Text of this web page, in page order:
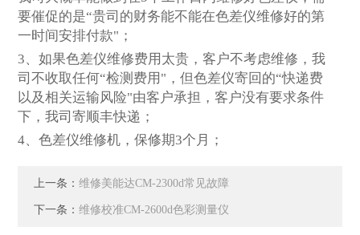
要催促的是“贵司的财务能不能在色差仪维修好的第
一时间安排付款"；
3、如果色差仪维修费用太贵，客户不考虑维修，我
司不收取任何“检测费用"，但色差仪寄回的“快递费
以及相关运输风险"由客户承担，客户没有要求条件
下，我司寄顺丰快递；
4、色差仪维修机，保修期3个月；
上一条：维修美能达CM-2300d常见故障
下一条：维修校准CM-2600d色彩测量仪